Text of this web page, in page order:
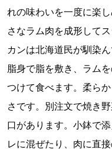
れの味わいを一度に楽
さなラム肉を成形して
カンは北海道民が馴染
脂身で脂を敷き、ラム
つけて食べます。柔ら
さです。別注文で焼き
口があります。小鉢で
レに混ぜたり、肉に直